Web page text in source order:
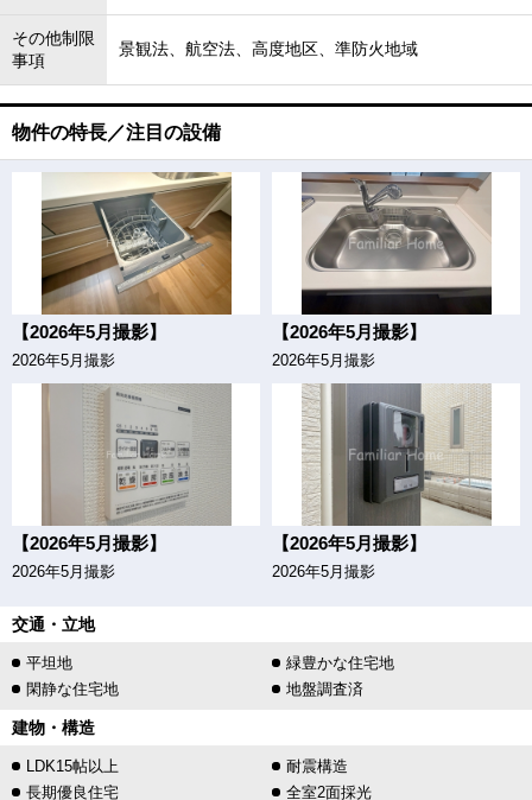
その他制限
事項
景観法、航空法、高度地区、準防火地域
物件の特長／注目の設備
【2026年5月撮影】
2026年5月撮影
【2026年5月撮影】
2026年5月撮影
【2026年5月撮影】
2026年5月撮影
【2026年5月撮影】
2026年5月撮影
交通・立地
平坦地
緑豊かな住宅地
閑静な住宅地
地盤調査済
建物・構造
LDK15帖以上
耐震構造
長期優良住宅
全室2面採光